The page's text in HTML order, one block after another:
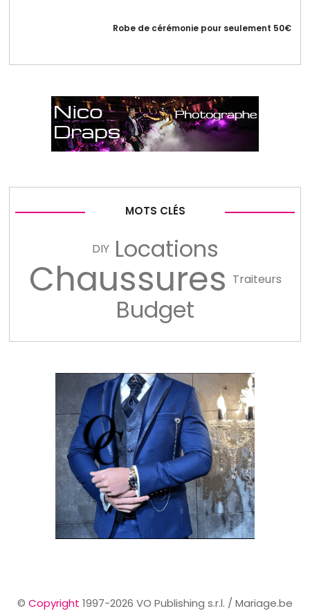
Robe de cérémonie pour seulement 50€
MOTS CLÉS
DIY Locations
Chaussures Traiteurs
Budget
© Copyright 1997-2026 VO Publishing s.r.l. / Mariage.be